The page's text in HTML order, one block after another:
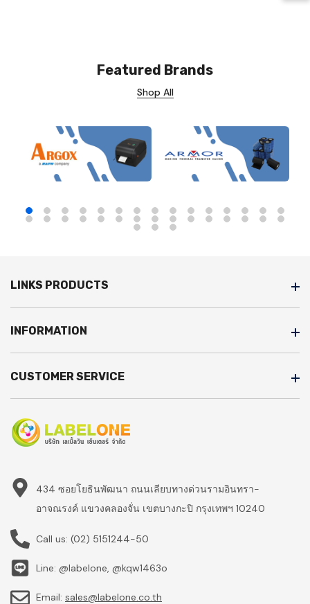
Featured Brands
Shop All
LINKS PRODUCTS
INFORMATION
CUSTOMER SERVICE
434 ซอยโยธินพัฒนา ถนนเลียบทางด่วนรามอินทรา-
อาจณรงค์ แขวงคลองจั่น เขตบางกะปิ กรุงเทพฯ 10240
Call us: (02) 5151244-50
Line: @labelone, @kqw1463o
Email: sales@labelone.co.th